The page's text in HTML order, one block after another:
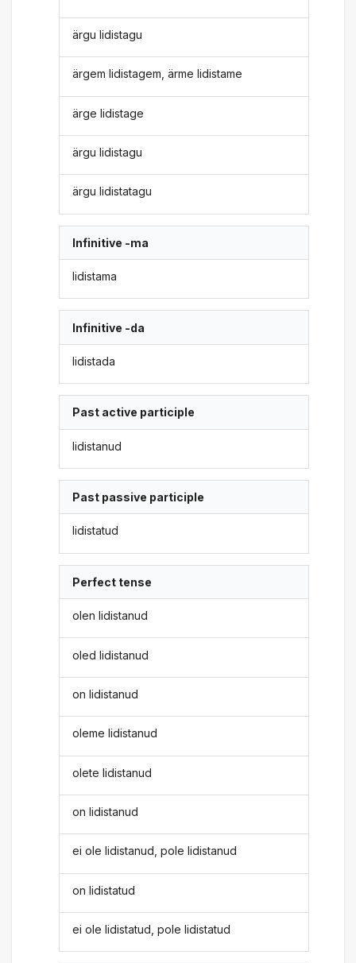
ärgu lidistagu
ärgem lidistagem, ärme lidistame
ärge lidistage
ärgu lidistagu
ärgu lidistatagu
Infinitive -ma
lidistama
Infinitive -da
lidistada
Past active participle
lidistanud
Past passive participle
lidistatud
Perfect tense
olen lidistanud
oled lidistanud
on lidistanud
oleme lidistanud
olete lidistanud
on lidistanud
ei ole lidistanud, pole lidistanud
on lidistatud
ei ole lidistatud, pole lidistatud